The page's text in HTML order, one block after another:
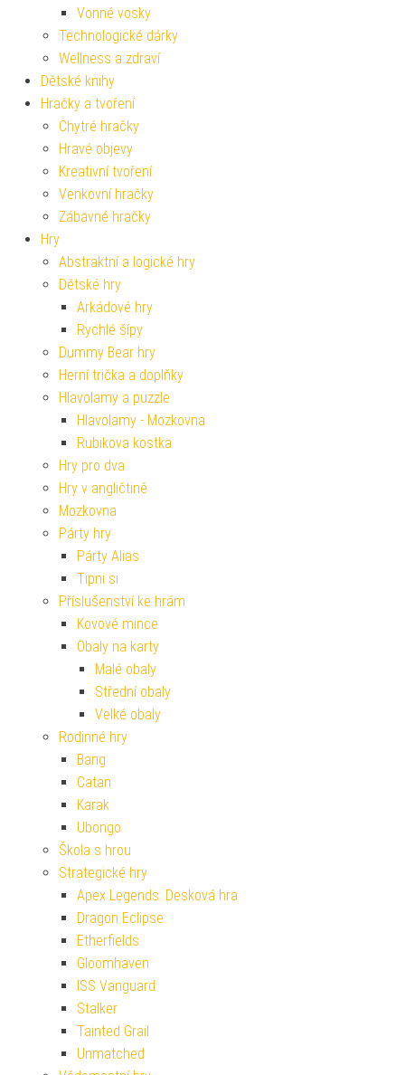
Vonné vosky
Technologické dárky
Wellness a zdraví
Dětské knihy
Hračky a tvoření
Chytré hračky
Hravé objevy
Kreativní tvoření
Venkovní hračky
Zábavné hračky
Hry
Abstraktní a logické hry
Dětské hry
Arkádové hry
Rychlé šípy
Dummy Bear hry
Herní trička a doplňky
Hlavolamy a puzzle
Hlavolamy - Mozkovna
Rubikova kostka
Hry pro dva
Hry v angličtině
Mozkovna
Párty hry
Párty Alias
Tipni si
Příslušenství ke hrám
Kovové mince
Obaly na karty
Malé obaly
Střední obaly
Velké obaly
Rodinné hry
Bang
Catan
Karak
Ubongo
Škola s hrou
Strategické hry
Apex Legends: Desková hra
Dragon Eclipse
Etherfields
Gloomhaven
ISS Vanguard
Stalker
Tainted Grail
Unmatched